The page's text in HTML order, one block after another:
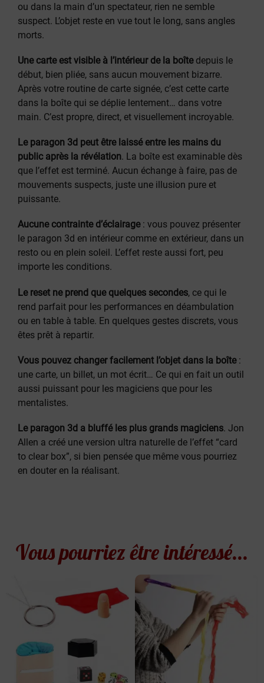
ou dans la main d’un spectateur, rien ne semble
suspect. L’objet reste en vue tout le long, sans angles
morts.
Une carte est visible à l’intérieur de la boîtedepuis le
début, bien pliée, sans aucun mouvement bizarre.
Après votre routine de carte signée, c’est cette carte
dans la boîte qui se déplie lentement… dans votre
main. C’est propre, direct, et visuellement incroyable.
Le paragon 3d peut être laissé entre les mains du
public après la révélation. La boîte est examinable dès
que l’effet est terminé. Aucun échange à faire, pas de
mouvements suspects, juste une illusion pure et
puissante.
Aucune contrainte d’éclairage: vous pouvez présenter
le paragon 3d en intérieur comme en extérieur, dans un
resto ou en plein soleil. L’effet reste aussi fort, peu
importe les conditions.
Le reset ne prend que quelques secondes, ce qui le
rend parfait pour les performances en déambulation
ou en table à table. En quelques gestes discrets, vous
êtes prêt à repartir.
Vous pouvez changer facilement l’objet dans la boîte:
une carte, un billet, un mot écrit… Ce qui en fait un outil
aussi puissant pour les magiciens que pour les
mentalistes.
Le paragon 3d a bluffé les plus grands magiciens. Jon
Allen a créé une version ultra naturelle de l’effet “card
to clear box”, si bien pensée que même vous pourriez
en douter en la réalisant.
Vous pourriez être intéressé...